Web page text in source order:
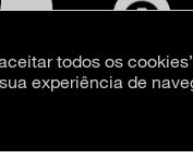
de São Paulo
todos os
experiência de